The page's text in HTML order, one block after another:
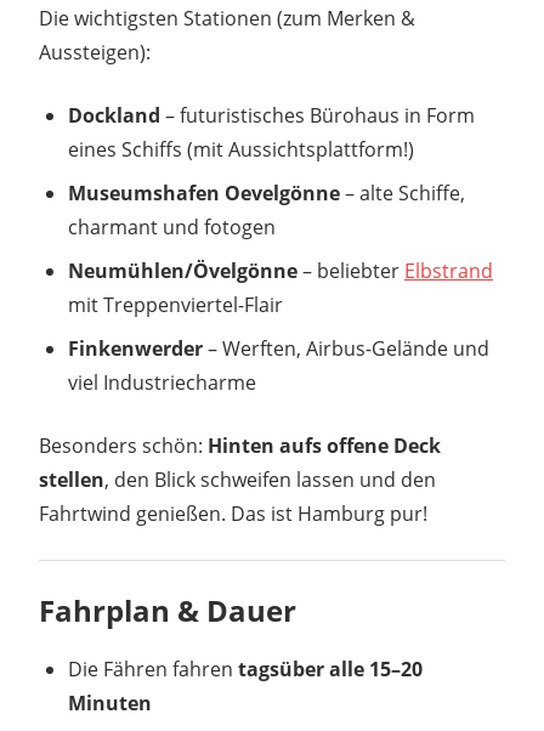
Die wichtigsten Stationen (zum Merken &
Aussteigen):
Dockland – futuristisches Bürohaus in Form
eines Schiffs (mit Aussichtsplattform!)
Museumshafen Oevelgönne– alte Schiffe,
charmant und fotogen
Neumühlen/Övelgönne– beliebter Elbstrand
mit Treppenviertel-Flair
Finkenwerder– Werften, Airbus-Gelände und
viel Industriecharme
Besonders schön: Hinten aufs offene Deck
stellen, den Blick schweifen lassen und den
Fahrtwind genießen. Das ist Hamburg pur!
Fahrplan & Dauer
Die Fähren fahren tagsüber alle 15–20
Minuten